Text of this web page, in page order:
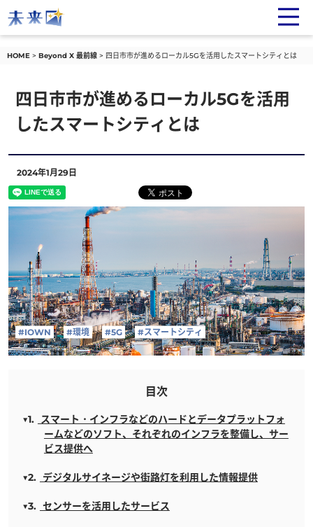
HOME Beyond X 最前線 四日市市が進めるローカル5Gを活用したスマートシティとは
四日市市が進めるローカル5Gを活用
したスマートシティとは
2024年1月29日
#IOWN #環境 #5G #スマートシティ
目次
スマート・インフラなどのハードとデータプラットフォ
ームなどのソフト、それぞれのインフラを整備し、サー
ビス提供へ
デジタルサイネージや街路灯を利用した情報提供
センサーを活用したサービス